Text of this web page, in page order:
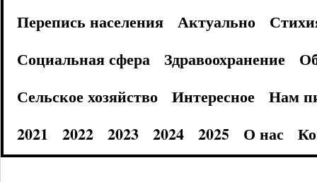
Перепись населения
Актуально
Социальная сфера
Здравоохранение
Сельское хозяйство
Интересное
Нам
2021
2022 2023 2024 2025 О нас